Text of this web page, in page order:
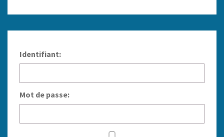
Identifiant:
Mot de passe: